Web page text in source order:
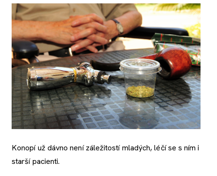
Konopí už dávno není záležitostí mladých, léčí se s ním i
starší pacienti.